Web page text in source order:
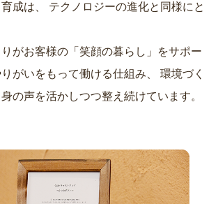
成は、
がお客様の「笑顔の暮らし」をサポー
がいをもって働ける仕組み、
の声を活かしつつ整え続けています。